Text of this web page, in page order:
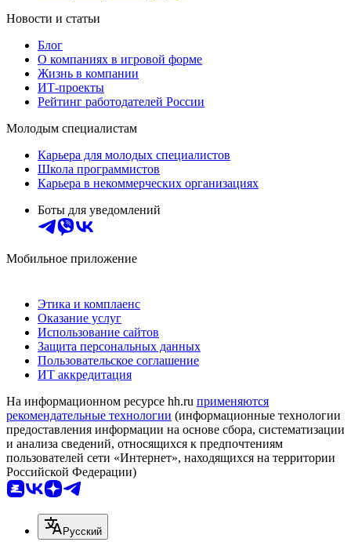
Новости и статьи
Блог
О компаниях в игровой форме
Жизнь в компании
ИТ-проекты
Рейтинг работодателей России
Молодым специалистам
Карьера для молодых специалистов
Школа программистов
Карьера в некоммерческих организациях
Боты для уведомлений
Мобильное приложение
Этика и комплаенс
Оказание услуг
Использование сайтов
Защита персональных данных
Пользовательское соглашение
ИТ аккредитация
На информационном ресурсе hh.ru применяются
рекомендательные технологии (информационные технологии
предоставления информации на основе сбора, систематизации
и анализа сведений, относящихся к предпочтениям
пользователей сети «Интернет», находящихся на территории
Российской Федерации)
Русский